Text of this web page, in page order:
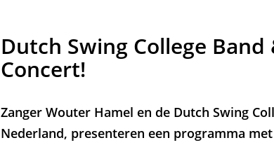
Dutch Swing College
Concert!
Zanger Wouter Hamel en de Dutch Swing
Nederland, presenteren een programma